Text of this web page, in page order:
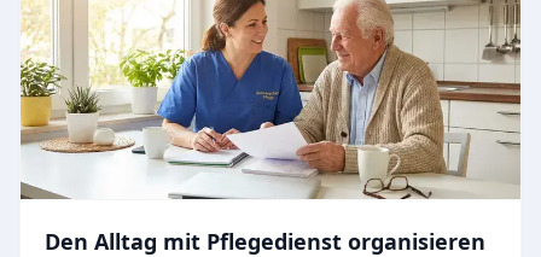
Den Alltag mit Pflegedienst organisieren